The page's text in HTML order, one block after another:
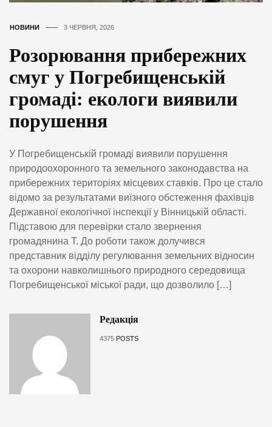
НОВИНИ 3 ЧЕРВНЯ, 2026
Розорювання прибережних
смуг у Погребищенській
громаді: екологи виявили
порушення
У Погребищенській громаді виявили порушення
природоохоронного та земельного законодавства на
прибережних територіях місцевих ставків. Про це стало
відомо за результатами виїзного обстеження фахівців
Державної екологічної інспекції у Вінницькій області.
Підставою для перевірки стало звернення
громадянина Т. До роботи також долучився
представник відділу регулювання земельних відносин
та охорони навколишнього природного середовища
Погребищенської міської ради, що дозволило […]
Редакція
4375 POSTS